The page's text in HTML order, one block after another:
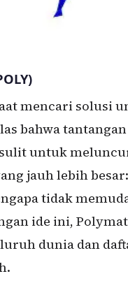
mencari solusi
bahwa
untuk
jauh lebih
tidak
ide ini,
dunia dan